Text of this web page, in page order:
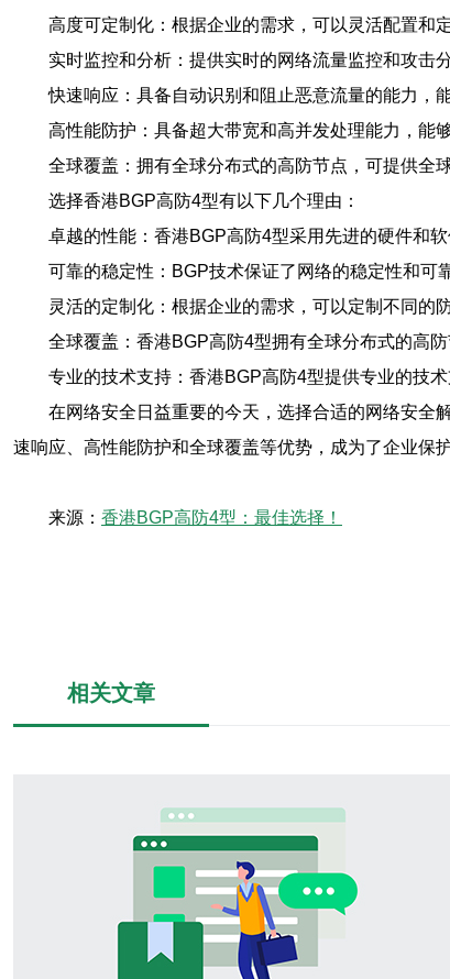
高度可定制化：根据企业的需求，可以灵活配置和
实时监控和分析：提供实时的网络流量监控和攻击
快速响应：具备自动识别和阻止恶意流量的能力，
高性能防护：具备超大带宽和高并发处理能力，能
全球覆盖：拥有全球分布式的高防节点，可提供全
选择香港BGP高防4型有以下几个理由：
卓越的性能：香港BGP高防4型采用先进的硬件和
可靠的稳定性：BGP技术保证了网络的稳定性和可
灵活的定制化：根据企业的需求，可以定制不同的
全球覆盖：香港BGP高防4型拥有全球分布式的高
专业的技术支持：香港BGP高防4型提供专业的技
在网络安全日益重要的今天，选择合适的网络安全
速响应、高性能防护和全球覆盖等优势，成为了企业保
来源： 香港BGP高防4型：最佳选择！
相关文章